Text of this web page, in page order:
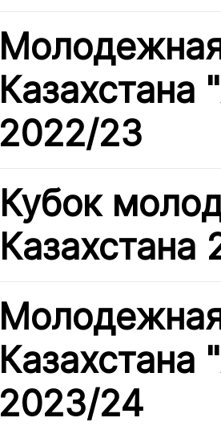
Казахстана
2022/23
Кубок
Казахстана
Казахстана
2023/24